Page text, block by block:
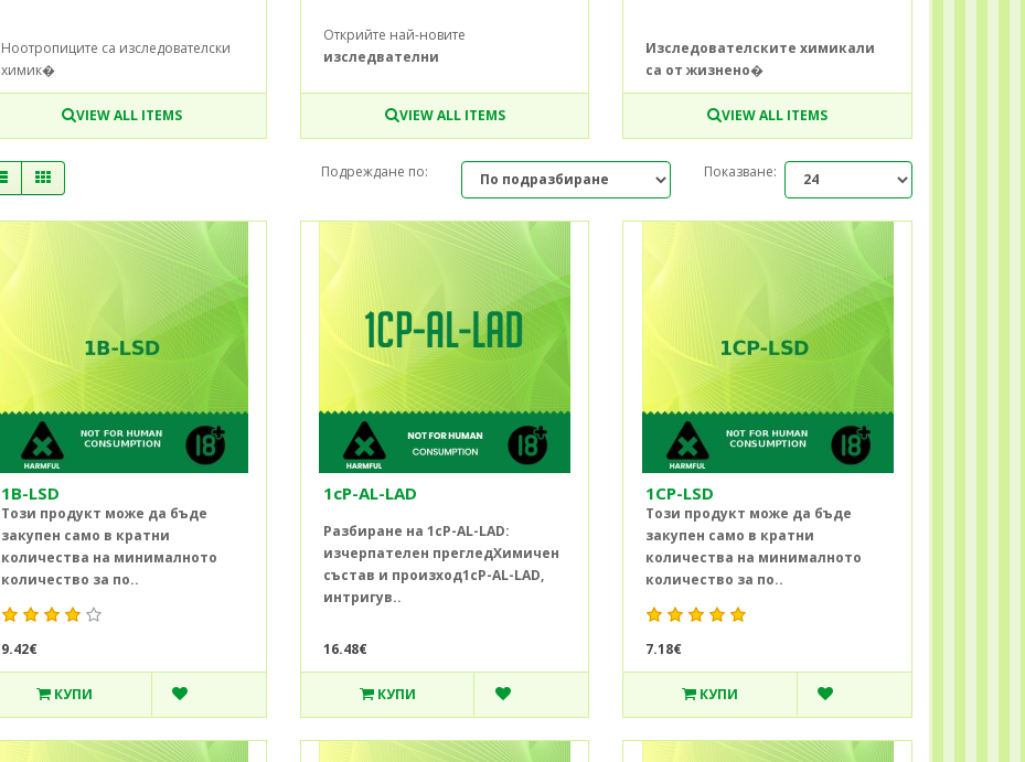
Ноотропиците са изследователски
химик�
VIEW ALL ITEMS
Открийте най-новите
изследвателни
VIEW ALL ITEMS
Изследователските химикали
са от жизнено�
VIEW ALL ITEMS
Подреждане по: Показване:
1B-LSD
Този продукт може да бъде
закупен само в кратни
количества на минималното
количество за по..
9.42€
КУПИ
1cP-AL-LAD
Разбиране на 1cP-AL-LAD:
изчерпателен прегледХимичен
състав и произход1cP-AL-LAD,
интригув..
16.48€
КУПИ
1CP-LSD
Този продукт може да бъде
закупен само в кратни
количества на минималното
количество за по..
7.18€
КУПИ